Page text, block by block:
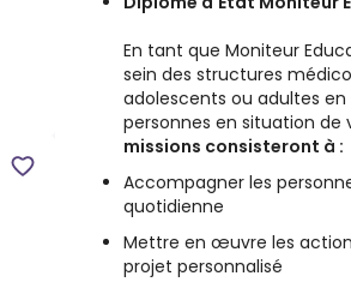
En tant que Moniteur
sein des structures
adolescents ou adultes
personnes en situation de
missions consisteront à :
Accompagner les
quotidienne
Mettre en œuvre les
projet personnalisé